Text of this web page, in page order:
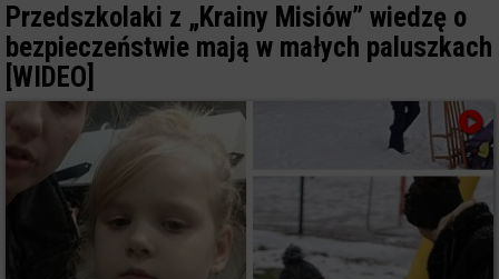
Przedszkolaki z „Krainy Misiów” wiedzę o
bezpieczeństwie mają w małych paluszkach
[WIDEO]